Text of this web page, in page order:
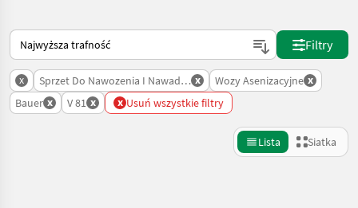
Tak sortuje się na Landwirt.com
Filtry
x Sprzet Do Nawozenia I Nawadniania
x Wozy Asenizacyjne x
Bauer x V 81 x x Usuń wszystkie filtry
Lista Siatka